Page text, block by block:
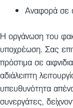
Αναφορά σε
Η οργάνωση του
υποχρέωση. Σας
πρόστιμα σε
αδιάλειπτη
υπευθυνότητα
συνεργάτες,